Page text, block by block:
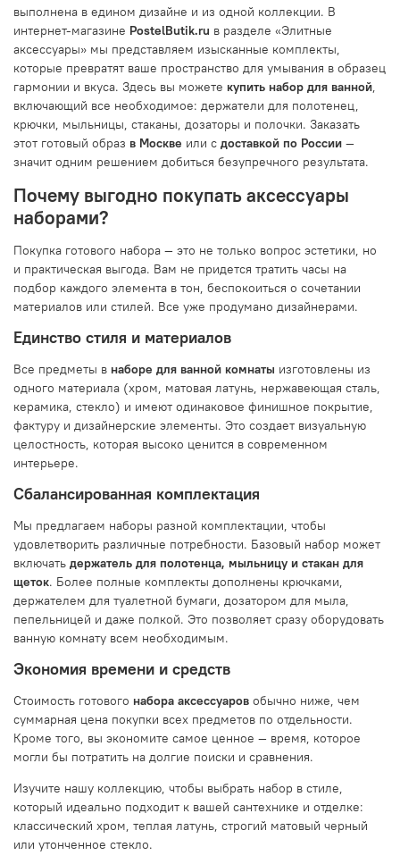
выполнена в едином дизайне и из одной коллекции. В
интернет-магазине PostelButik.ru в разделе «Элитные
аксессуары» мы представляем изысканные комплекты,
которые превратят ваше пространство для умывания в образец
гармонии и вкуса. Здесь вы можете купить набор для ванной
включающий все необходимое: держатели для полотенец,
крючки, мыльницы, стаканы, дозаторы и полочки. Заказать
этот готовый образ в Москве или с доставкой по России —
значит одним решением добиться безупречного результата.
Почему выгодно покупать аксессуары
наборами?
Покупка готового набора — это не только вопрос эстетики, но
и практическая выгода. Вам не придется тратить часы на
подбор каждого элемента в тон, беспокоиться о сочетании
материалов или стилей. Все уже продумано дизайнерами.
Единство стиля и материалов
Все предметы в наборе для ванной комнаты изготовлены из
одного материала (хром, матовая латунь, нержавеющая сталь,
керамика, стекло) и имеют одинаковое финишное покрытие,
фактуру и дизайнерские элементы. Это создает визуальную
целостность, которая высоко ценится в современном
интерьере.
Сбалансированная комплектация
Мы предлагаем наборы разной комплектации, чтобы
удовлетворить различные потребности. Базовый набор может
включать держатель для полотенца, мыльницу и стакан для
щеток. Более полные комплекты дополнены крючками,
держателем для туалетной бумаги, дозатором для мыла,
пепельницей и даже полкой. Это позволяет сразу оборудовать
ванную комнату всем необходимым.
Экономия времени и средств
Стоимость готового набора аксессуаров обычно ниже, чем
суммарная цена покупки всех предметов по отдельности.
Кроме того, вы экономите самое ценное — время, которое
могли бы потратить на долгие поиски и сравнения.
Изучите нашу коллекцию, чтобы выбрать набор в стиле,
который идеально подходит к вашей сантехнике и отделке:
классический хром, теплая латунь, строгий матовый черный
или утонченное стекло.